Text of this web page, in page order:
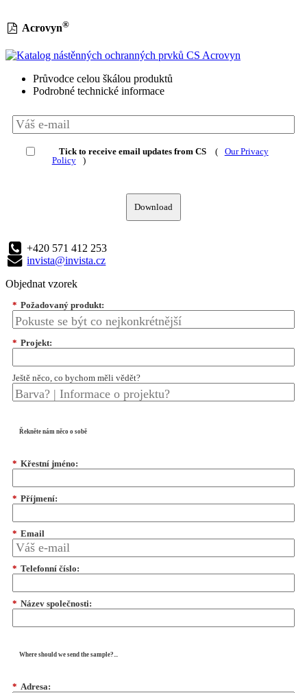
Acrovyn®
Průvodce celou škálou produktů
Podrobné technické informace
Tick to receive email updates from CS (
Our Privacy
Policy
)
Download
+420 571 412 253
invista@invista.cz
Objednat vzorek
* Požadovaný produkt:
* Projekt:
Ještě něco, co bychom měli vědět?
Řekněte nám něco o sobě
* Křestní jméno:
* Příjmení:
* Email
* Telefonní číslo:
* Název společnosti:
Where should we send the sample?...
* Adresa: